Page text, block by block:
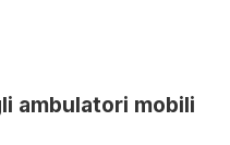
ambulatori mobili